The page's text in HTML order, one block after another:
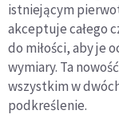
istniejącym
akceptuje całego
do miłości, aby je
wymiary. Ta
wszystkim w
podkreślenie.